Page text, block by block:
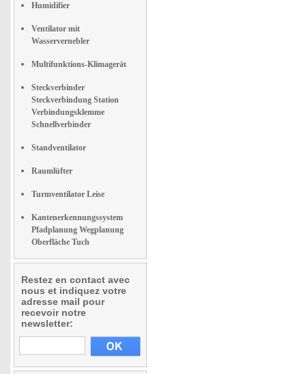
Humidifier
Ventilator mit
Wasservernebler
Multifunktions-Klimagerät
Steckverbinder
Steckverbindung Station
Verbindungsklemme
Schnellverbinder
Standventilator
Raumlüfter
Turmventilator Leise
Kantenerkennungssystem
Pfadplanung Wegplanung
Oberfläche Tuch
Restez en contact avec
nous et indiquez votre
adresse mail pour
recevoir notre
newsletter: